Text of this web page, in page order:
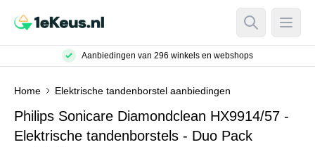
Open Open
Aanbiedingen van 296 winkels en webshops
Home Elektrische tandenborstel aanbiedingen
Philips Sonicare Diamondclean HX9914/57 -
Elektrische tandenborstels - Duo Pack